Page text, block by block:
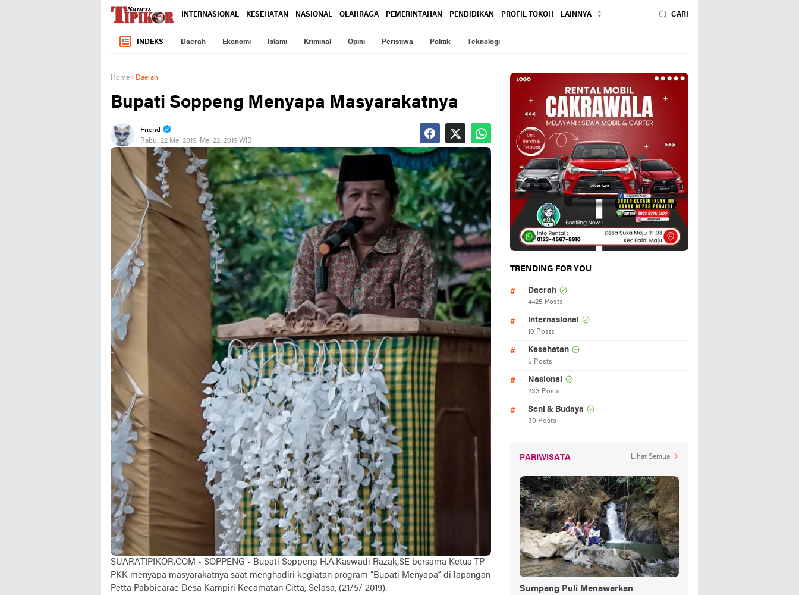
INTERNASIONAL KESEHATAN NASIONAL OLAHRAGA PEMERINTAHAN PENDIDIKAN PROFIL TOKOH LAINNYA CARI
INDEKS Daerah Ekonomi Islami Kriminal Opini Peristiwa Politik Teknologi
Home › Daerah
Bupati Soppeng Menyapa Masyarakatnya
Friend
Rabu, 22 Mei 2019, Mei 22, 2019 WIB
SUARATIPIKOR.COM - SOPPENG - Bupati Soppeng H.A.Kaswadi Razak,SE bersama Ketua TP
PKK menyapa masyarakatnya saat menghadiri kegiatan program “Bupati Menyapa” di lapangan
Petta Pabbicarae Desa Kampiri Kecamatan Citta, Selasa, (21/5/ 2019).
TRENDING FOR YOU
Daerah
4425 Posts
Internasional
10 Posts
Kesehatan
5 Posts
Nasional
233 Posts
Seni & Budaya
30 Posts
PARIWISATA Lihat Semua
Sumpang Puli Menawarkan